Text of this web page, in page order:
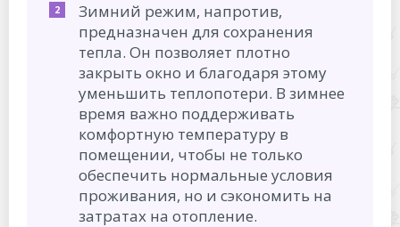
Зимний режим, напротив,
предназначен для сохранения
тепла. Он позволяет плотно
закрыть окно и благодаря этому
уменьшить теплопотери. В зимнее
время важно поддерживать
комфортную температуру в
помещении, чтобы не только
обеспечить нормальные условия
проживания, но и сэкономить на
затратах на отопление.